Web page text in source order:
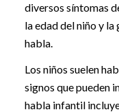
diversos síntomas
la edad del niño y
habla.
Los niños suelen
signos que pueden
habla infantil